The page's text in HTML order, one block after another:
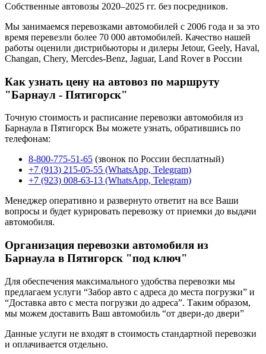
Собственные автовозы 2020–2025 гг. без посредников.
Мы занимаемся перевозками автомобилей с 2006 года и за это
время перевезли более 70 000 автомобилей. Качество нашей
работы оценили дистрибьюторы и дилеры Jetour, Geely, Haval,
Changan, Chery, Mercdes-Benz, Jaguar, Land Rover в России
Как узнать цену на автовоз по маршруту
"Барнаул - Пятигорск"
Точную стоимость и расписание перевозки автомобиля из
Барнаула в Пятигорск Вы можете узнать, обратившись по
телефонам:
8-800-775-51-65 (звонок по России бесплатный)
+7 (913) 215-05-55 (WhatsApp, Telegram)
+7 (923) 008-63-13 (WhatsApp, Telegram)
Менеджер оперативно и развернуто ответит на все Ваши
вопросы и будет курировать перевозку от приемки до выдачи
автомобиля.
Организация перевозки автомобиля из
Барнаула в Пятигорск "под ключ"
Для обеспечения максимального удобства перевозки мы
предлагаем услуги “Забор авто с адреса до места погрузки” и
“Доставка авто с места погрузки до адреса”. Таким образом,
мы можем доставить Ваш автомобиль “от двери-до двери”
Данные услуги не входят в стоимость стандартной перевозки
и оплачивается отдельно.